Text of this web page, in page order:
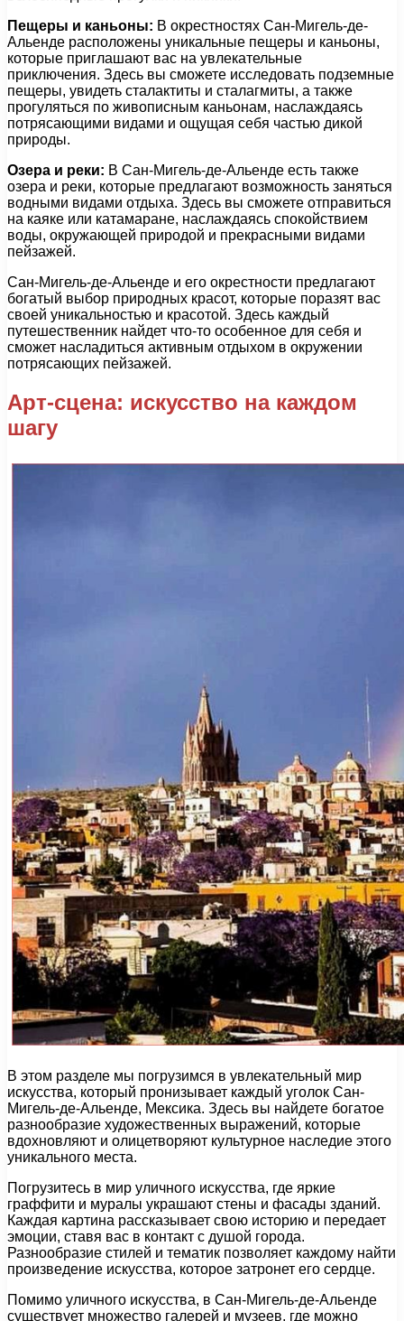
Пещеры и каньоны: В окрестностях Сан-Мигель-де-
Альенде расположены уникальные пещеры и каньоны,
которые приглашают вас на увлекательные
приключения. Здесь вы сможете исследовать подземные
пещеры, увидеть сталактиты и сталагмиты, а также
прогуляться по живописным каньонам, наслаждаясь
потрясающими видами и ощущая себя частью дикой
природы.
Озера и реки: В Сан-Мигель-де-Альенде есть также
озера и реки, которые предлагают возможность заняться
водными видами отдыха. Здесь вы сможете отправиться
на каяке или катамаране, наслаждаясь спокойствием
воды, окружающей природой и прекрасными видами
пейзажей.
Сан-Мигель-де-Альенде и его окрестности предлагают
богатый выбор природных красот, которые поразят вас
своей уникальностью и красотой. Здесь каждый
путешественник найдет что-то особенное для себя и
сможет насладиться активным отдыхом в окружении
потрясающих пейзажей.
Арт-сцена: искусство на каждом
шагу
В этом разделе мы погрузимся в увлекательный мир
искусства, который пронизывает каждый уголок Сан-
Мигель-де-Альенде, Мексика. Здесь вы найдете богатое
разнообразие художественных выражений, которые
вдохновляют и олицетворяют культурное наследие этого
уникального места.
Погрузитесь в мир уличного искусства, где яркие
граффити и муралы украшают стены и фасады зданий.
Каждая картина рассказывает свою историю и передает
эмоции, ставя вас в контакт с душой города.
Разнообразие стилей и тематик позволяет каждому найти
произведение искусства, которое затронет его сердце.
Помимо уличного искусства, в Сан-Мигель-де-Альенде
существует множество галерей и музеев, где можно